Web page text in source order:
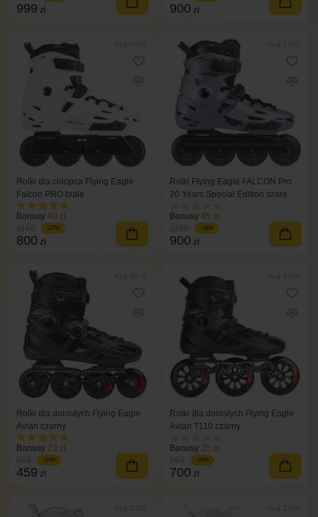
999 zł 900 zł
Rolki dla chłopca Flying Eagle
Falcon PRO białe
Bonusy 40 zł
-27%
800 zł
Rolki Flying Eagle FALCON Pro
20 Years Special Edition szare
Bonusy 45 zł
-18%
900 zł
Rolki dla dorosłych Flying Eagle
Avian czarny
Bonusy 23 zł
-24%
459 zł
Rolki dla dorosłych Flying Eagle
Avian T110 czarny
Bonusy 35 zł
-19%
700 zł